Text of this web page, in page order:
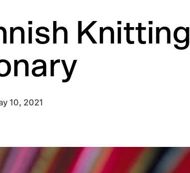
Knitting
10, 2021